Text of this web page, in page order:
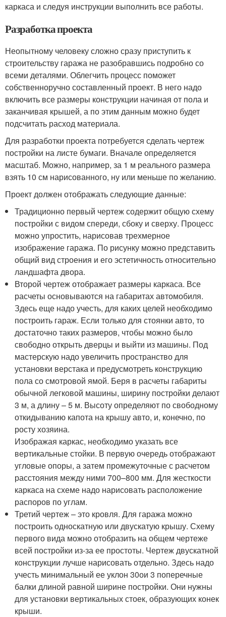
каркаса и следуя инструкции выполнить все работы.
Разработка проекта
Неопытному человеку сложно сразу приступить к
строительству гаража не разобравшись подробно со
всеми деталями. Облегчить процесс поможет
собственноручно составленный проект. В него надо
включить все размеры конструкции начиная от пола и
заканчивая крышей, а по этим данным можно будет
подсчитать расход материала.
Для разработки проекта потребуется сделать чертеж
постройки на листе бумаги. Вначале определяется
масштаб. Можно, например, за 1 м реального размера
взять 10 см нарисованного, ну или меньше по желанию.
Проект должен отображать следующие данные:
Традиционно первый чертеж содержит общую схему
постройки с видом спереди, сбоку и сверху. Процесс
можно упростить, нарисовав трехмерное
изображение гаража. По рисунку можно представить
общий вид строения и его эстетичность относительно
ландшафта двора.
Второй чертеж отображает размеры каркаса. Все
расчеты основываются на габаритах автомобиля.
Здесь еще надо учесть, для каких целей необходимо
построить гараж. Если только для стоянки авто, то
достаточно таких размеров, чтобы можно было
свободно открыть дверцы и выйти из машины. Под
мастерскую надо увеличить пространство для
установки верстака и предусмотреть конструкцию
пола со смотровой ямой. Беря в расчеты габариты
обычной легковой машины, ширину постройки делают
3 м, а длину – 5 м. Высоту определяют по свободному
откидыванию капота на крышу авто, и, конечно, по
росту хозяина.
Изображая каркас, необходимо указать все
вертикальные стойки. В первую очередь отображают
угловые опоры, а затем промежуточные с расчетом
расстояния между ними 700–800 мм. Для жесткости
каркаса на схеме надо нарисовать расположение
распоров по углам.
Третий чертеж – это кровля. Для гаража можно
построить односкатную или двускатую крышу. Схему
первого вида можно отобразить на общем чертеже
всей постройки из-за ее простоты. Чертеж двускатной
конструкции лучше нарисовать отдельно. Здесь надо
учесть минимальный ее уклон 30ои 3 поперечные
балки длиной равной ширине постройки. Они нужны
для установки вертикальных стоек, образующих конек
крыши.